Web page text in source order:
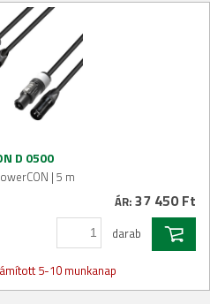
D 0500
| 5 m
ÁR: 37 450 Ft
darab
5-10 munkanap